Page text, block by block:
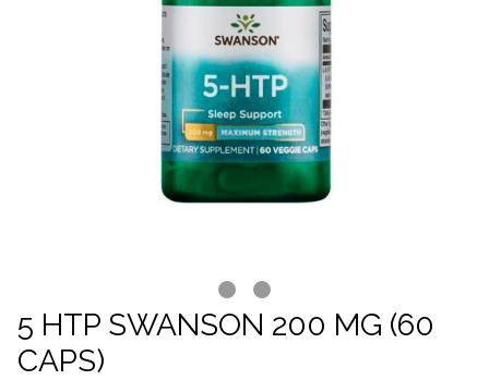
5 HTP SWANSON 200 MG (60
CAPS)